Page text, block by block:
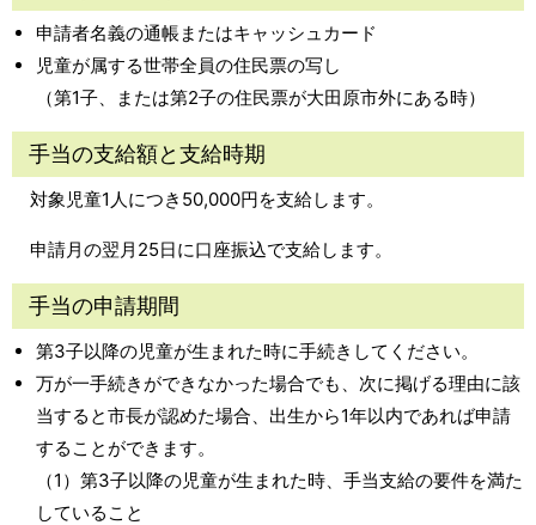
申請者名義の通帳またはキャッシュカード
児童が属する世帯全員の住民票の写し
（第1子、または第2子の住民票が大田原市外にある時）
手当の支給額と支給時期
対象児童1人につき50,000円を支給します。
申請月の翌月25日に口座振込で支給します。
手当の申請期間
第3子以降の児童が生まれた時に手続きしてください。
万が一手続きができなかった場合でも、次に掲げる理由に該
当すると市長が認めた場合、出生から1年以内であれば申請
することができます。
（1）第3子以降の児童が生まれた時、手当支給の要件を満た
していること